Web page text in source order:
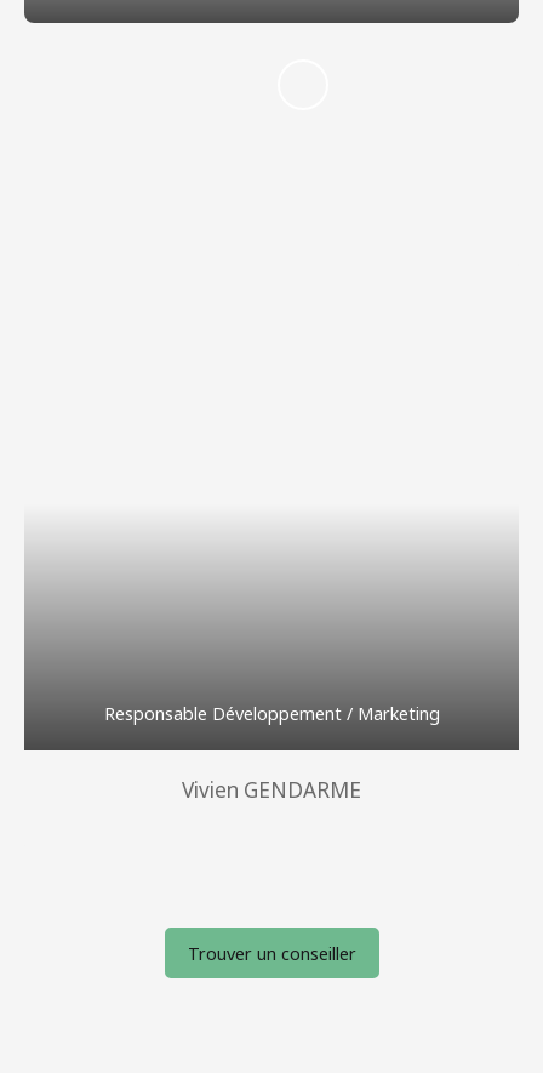
Responsable Développement / Marketing
Vivien GENDARME
Trouver un conseiller